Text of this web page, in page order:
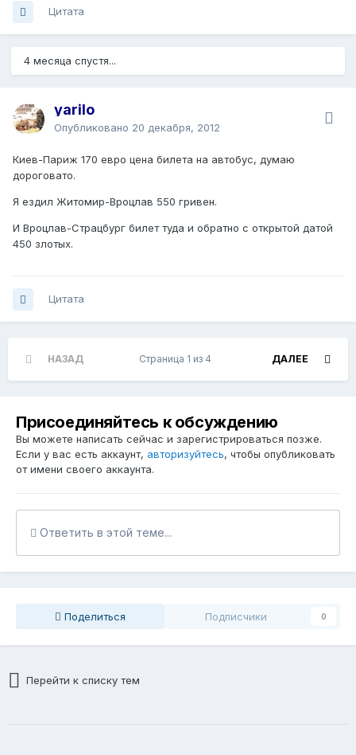
Цитата
4 месяца спустя...
yarilo
Опубликовано 20 декабря, 2012
Киев-Париж 170 евро цена билета на автобус, думаю
дороговато.
Я ездил Житомир-Вроцлав 550 гривен.
И Вроцлав-Страцбург билет туда и обратно с открытой датой
450 злотых.
Цитата
НАЗАД ДАЛЕЕ
Страница 1 из 4
Присоединяйтесь к обсуждению
Вы можете написать сейчас и зарегистрироваться позже.
Если у вас есть аккаунт, авторизуйтесь, чтобы опубликовать
от имени своего аккаунта.
Ответить в этой теме...
Поделиться Подписчики 0
Перейти к списку тем